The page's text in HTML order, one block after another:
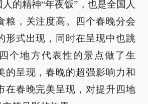
的精神“年夜饭”，也是全国人
粮，关注度高。四个春晚分会
形式出现，同时在呈现中也跳
个地方代表性的景点做了生
的呈现，春晚的超强影响力和
在春晚完美呈现，对提升四地